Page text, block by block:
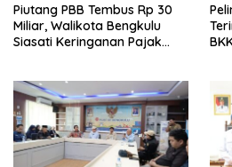
Piutang PBB Tembus Rp 30
Miliar, Walikota Bengkulu
Siasati Keringanan Pajak